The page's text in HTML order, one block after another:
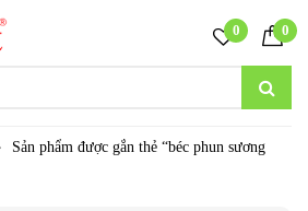
0 0
Sản phẩm được gắn thẻ “béc phun sương